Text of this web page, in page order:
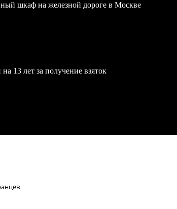
шкаф на железной дороге в Москве
13 лет за получение взяток